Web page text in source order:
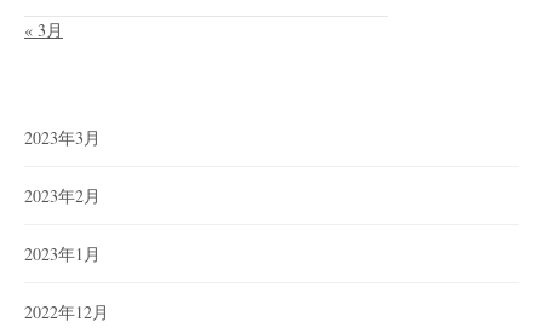
« 3月
2023年3月
2023年2月
2023年1月
2022年12月